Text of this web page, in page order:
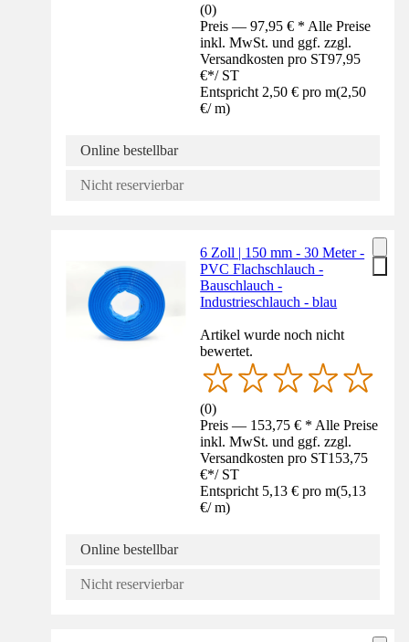
(0)
Preis — 97,95 € * Alle Preise
inkl. MwSt. und ggf. zzgl.
Versandkosten pro ST97,95
€*/ ST
Entspricht 2,50 € pro m(2,50
€/ m)
Online bestellbar
Nicht reservierbar
6 Zoll | 150 mm - 30 Meter -
PVC Flachschlauch -
Bauschlauch -
Industrieschlauch - blau
Artikel wurde noch nicht
bewertet.
(0)
Preis — 153,75 € * Alle Preise
inkl. MwSt. und ggf. zzgl.
Versandkosten pro ST153,75
€*/ ST
Entspricht 5,13 € pro m(5,13
€/ m)
Online bestellbar
Nicht reservierbar